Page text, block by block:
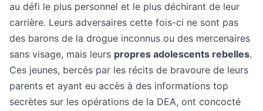
au défi le plus personnel et le plus déchirant de leur
carrière. Leurs adversaires cette fois-ci ne sont pas
des barons de la drogue inconnus ou des mercenaires
sans visage, mais leurs propres adolescents rebelles.
Ces jeunes, bercés par les récits de bravoure de leurs
parents et ayant eu accès à des informations top
secrètes sur les opérations de la DEA, ont concocté